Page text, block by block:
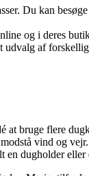
Du kan
og i deres
udvalg af
at bruge flere
vind og vejr.
dugholder